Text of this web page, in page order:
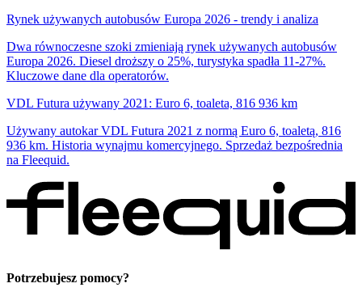
Rynek używanych autobusów Europa 2026 - trendy i analiza
Dwa równoczesne szoki zmieniają rynek używanych autobusów
Europa 2026. Diesel droższy o 25%, turystyka spadła 11-27%.
Kluczowe dane dla operatorów.
VDL Futura używany 2021: Euro 6, toaleta, 816 936 km
Używany autokar VDL Futura 2021 z normą Euro 6, toaletą, 816
936 km. Historia wynajmu komercyjnego. Sprzedaż bezpośrednia
na Fleequid.
Potrzebujesz pomocy?